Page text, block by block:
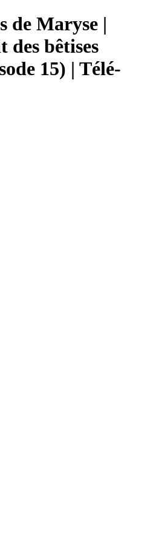
de Maryse |
des bêtises
15) | Télé-